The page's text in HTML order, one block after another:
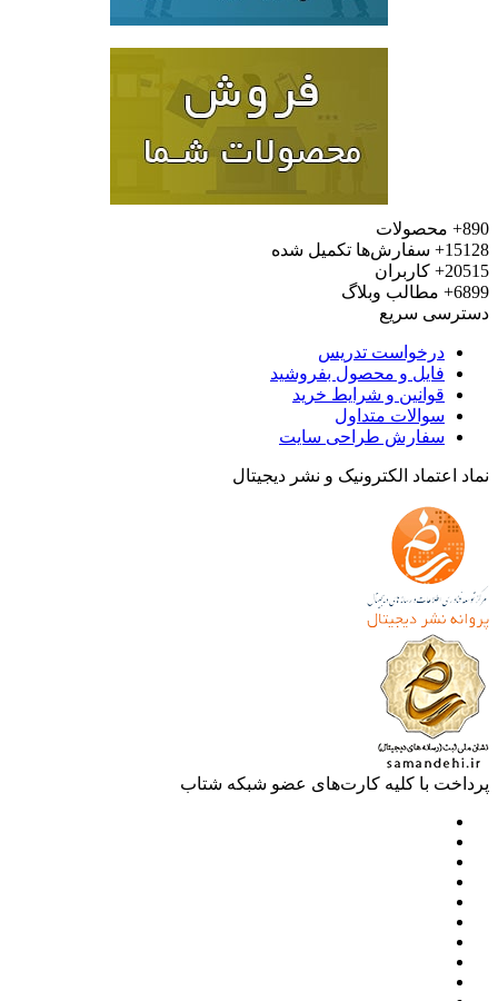
محصولات
سفارش‌ها تکمیل شده
کاربران
مطالب وبلاگ
سریع
درخواست تدریس
فایل و محصول بفروشید
قوانین و شرایط خرید
سوالات متداول
سفارش طراحی سایت
اعتماد الکترونیک و نشر دیجیتال
با کلیه کارت‌های عضو شبکه شتاب